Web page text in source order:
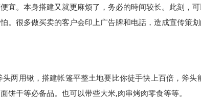
宜。本身搭建又就更麻烦了，务必的時间较长。此刻，
。很多做买卖的客户会印上广告牌和电話，造成宣传策
头两用锹，搭建帐篷平整土地要比你徒手快上百倍，斧
饼干等必备品。也可以带些大米,肉串烤肉零食等等。